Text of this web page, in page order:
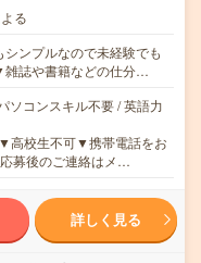
る
ンプルなので未経験でも
誌や書籍などの仕分…
ソコンスキル不要 / 英語力
校生不可▼携帯電話をお
募後のご連絡はメ…
詳しく見る